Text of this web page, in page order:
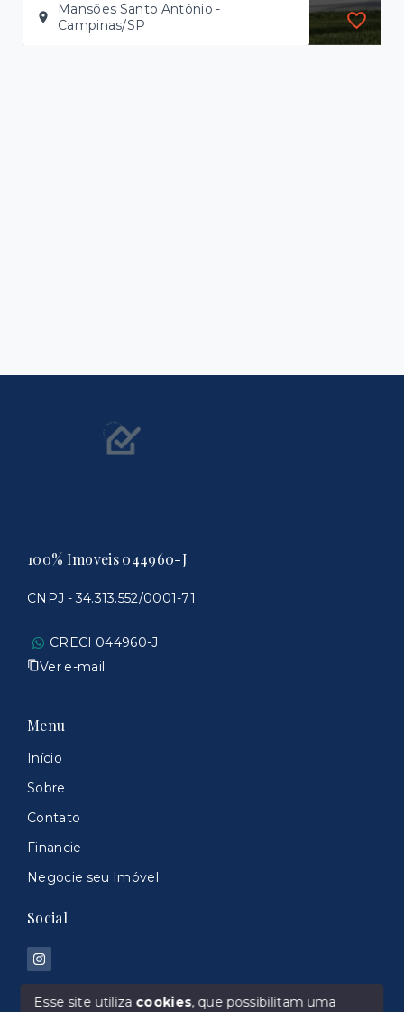
Mansões Santo Antônio -
Campinas/SP
100% Imoveis 044960-J
CNPJ - 34.313.552/0001-71
CRECI 044960-J
Ver e-mail
Menu
Início
Sobre
Contato
Financie
Negocie seu Imóvel
Social
Esse site utiliza cookies, que possibilitam uma